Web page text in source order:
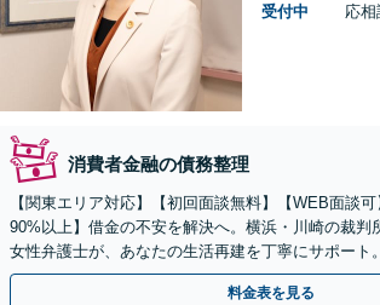
受付中
応相
消費者金融の債務整理
【関東エリア対応】【初回面談無料】【WEB面談
90%以上】借金の不安を解決へ。横浜・川崎の裁判
女性弁護士が、あなたの生活再建を丁寧にサポート
ず、新しい人生への一歩をここから踏み出しません
料金表を見る